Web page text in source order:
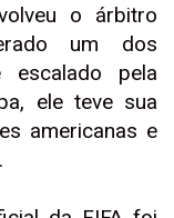
o árbitro
um dos
escalado pela
ele teve sua
americanas e